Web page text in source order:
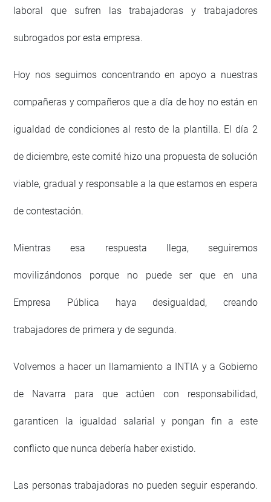
laboral que sufren las trabajadoras y trabajadores
subrogados por esta empresa.
Hoy nos seguimos concentrando en apoyo a nuestras
compañeras y compañeros que a día de hoy no están en
igualdad de condiciones al resto de la plantilla. El día 2
de diciembre, este comité hizo una propuesta de solución
viable, gradual y responsable a la que estamos en espera
de contestación.
Mientras esa respuesta llega, seguiremos
movilizándonos porque no puede ser que en una
Empresa Pública haya desigualdad, creando
trabajadores de primera y de segunda.
Volvemos a hacer un llamamiento a INTIA y a Gobierno
de Navarra para que actúen con responsabilidad,
garanticen la igualdad salarial y pongan fin a este
conflicto que nunca debería haber existido.
Las personas trabajadoras no pueden seguir esperando.